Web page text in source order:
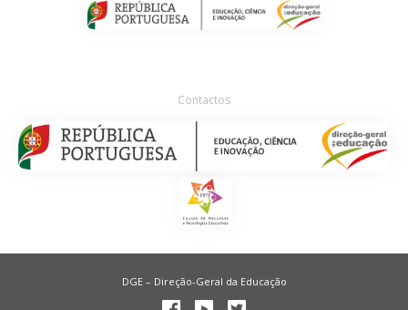
Contactos
DGE – Direção-Geral da Educação